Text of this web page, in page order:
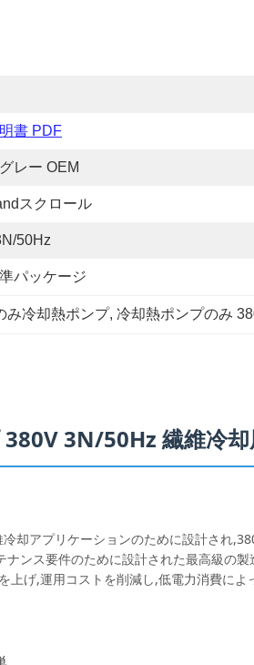
書 PDF
レー OEM
スクロール
50Hz
パッケージ
み冷却熱ポンプ, 冷却熱ポンプのみ
3N/50Hz 繊維冷却
冷却アプリケーションのために設計さ
ンス要件のために設計された最高級の
上げ,運用コストを削減し,低電力消費に